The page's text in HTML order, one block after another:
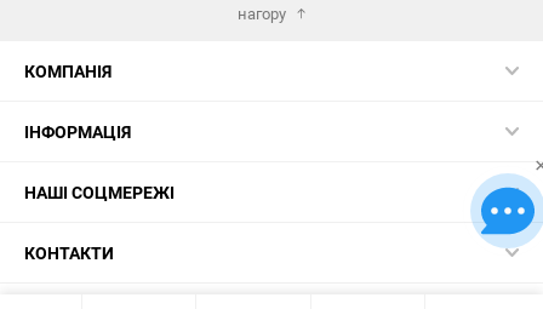
нагору
КОМПАНІЯ
ІНФОРМАЦІЯ
НАШІ СОЦМЕРЕЖІ
КОНТАКТИ